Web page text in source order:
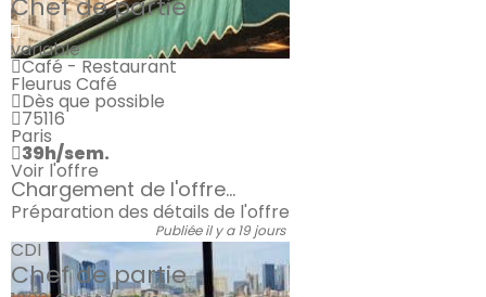
Chef de partie
variable
Café - Restaurant
Fleurus Café
Dès que possible
75116
Paris
39h/sem.
Voir l'offre
Chargement de l'offre...
Préparation des détails de l'offre
Publiée il y a 19 jours
CDI
Chef de partie